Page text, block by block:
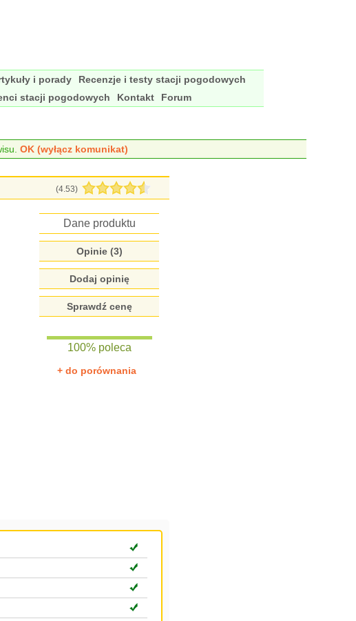
i porady
Recenzje i testy stacji pogodowych
stacji pogodowych Kontakt Forum
OK (wyłącz komunikat)
(4.53)
Dane produktu
Opinie (3)
Dodaj opinię
Sprawdź cenę
100% poleca
+ do porównania